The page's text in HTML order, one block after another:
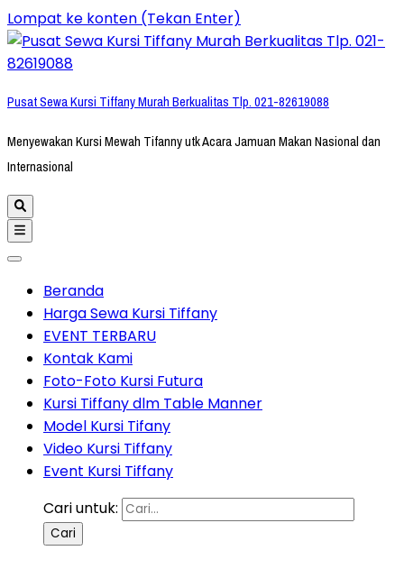
Lompat ke konten (Tekan Enter)
Pusat Sewa Kursi Tiffany Murah Berkualitas Tlp. 021-82619088
Menyewakan Kursi Mewah Tifanny utk Acara Jamuan Makan Nasional dan
Internasional
Beranda
Harga Sewa Kursi Tiffany
EVENT TERBARU
Kontak Kami
Foto-Foto Kursi Futura
Kursi Tiffany dlm Table Manner
Model Kursi Tifany
Video Kursi Tiffany
Event Kursi Tiffany
Cari untuk: